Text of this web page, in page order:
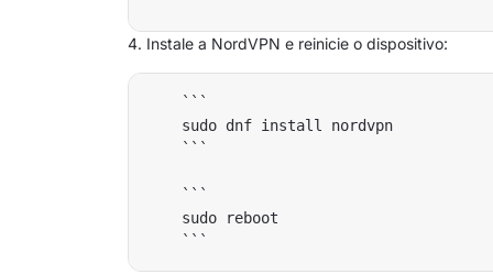
Instale a NordVPN e reinicie o dispositivo:
    ```
    sudo dnf install nordvpn
    ```
    ```
    sudo reboot